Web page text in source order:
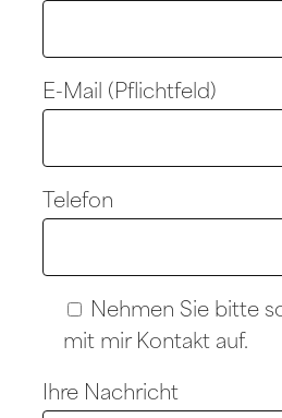
E-Mail (Pflichtfeld)
Telefon
Nehmen Sie bitte
mit mir Kontakt auf.
Ihre Nachricht